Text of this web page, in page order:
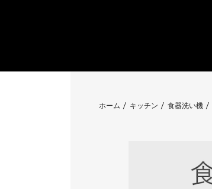
ホーム キッチン 食器洗い機